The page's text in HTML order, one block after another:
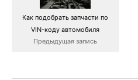
Как подобрать запчасти по
VIN-коду автомобиля
Предыдущая запись